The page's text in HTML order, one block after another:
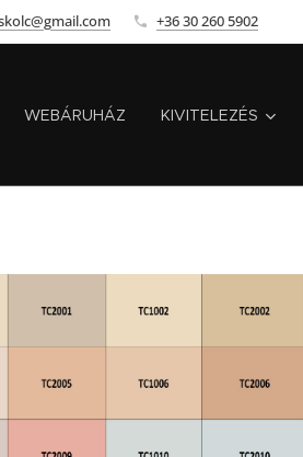
+36 30 260 5902
WEBÁRUHÁZ KIVITELEZÉS